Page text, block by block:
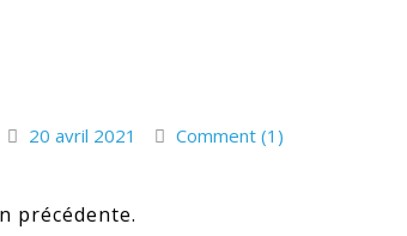
20 avril 2021 Comment (1)
précédente.